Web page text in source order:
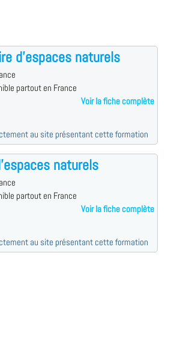
d'espaces naturels
partout en France
Voir la fiche complète
au site présentant cette formation
naturels
partout en France
Voir la fiche complète
au site présentant cette formation